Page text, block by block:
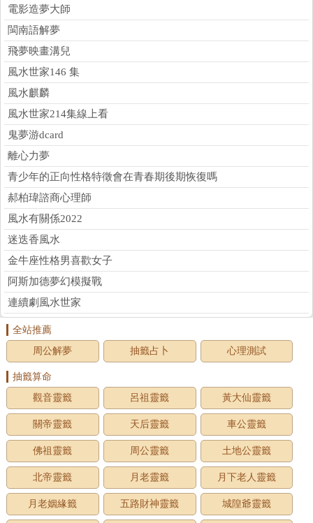
電影造夢大師
閩南語解夢
飛夢映畫溝兒
風水世家146 集
風水麒麟
風水世家214集線上看
鬼夢游dcard
離心力夢
青少年的正向性格特徵會在青春期後期恢復嗎
郝柏瑋諮商心理師
風水有關係2022
迷迭香風水
金牛座性格男喜歡女子
阿斯加德夢幻模擬戰
連續劇風水世家
全站推薦
周公解夢
抽籤占卜 心理測試
抽籤算命
觀音靈籤
呂祖靈籤 黃大仙靈籤
關帝靈籤 天后靈籤 車公靈籤
佛祖靈籤 周公靈籤 土地公靈籤
北帝靈籤 月老靈籤 月下老人靈籤
月老姻緣籤 五路財神靈籤 城隍爺靈籤